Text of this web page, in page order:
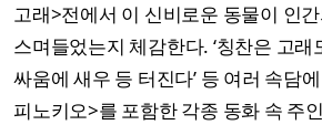
고래>전에서 이 신비로운 동물이 인
스며들었는지 체감한다. ‘칭찬은 고래
싸움에 새우 등 터진다’ 등 여러 속담
피노키오>를 포함한 각종 동화 속 주